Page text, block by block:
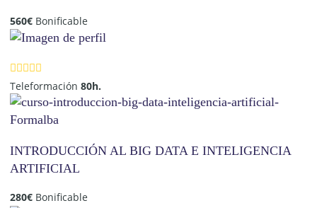
560€ Bonificable
Teleformación80h.
INTRODUCCIÓN AL BIG DATA E INTELIGENCIA
ARTIFICIAL
280€ Bonificable